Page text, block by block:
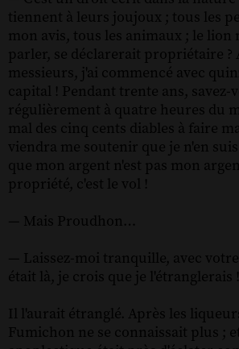
tiennent à leurs joujoux ; tous les
mon avis, tous les animaux ; le lion
parler, se déclarerait propriétaire ?
messieurs, j'ai commencé avec
capital ! Pendant trente ans, savez-
régulièrement à quatre heures du
mal des cinq cents diables à faire
viendra me soutenir que je n'en
que mon argent n'est pas mon
propriété, c'est le vol !
— Mais Proudhon…
— Laissez-moi tranquille, avec
était là, je crois que je l'étranglerais !
Il l'aurait étranglé. Après les
Fumichon ne se connaissait plus ;